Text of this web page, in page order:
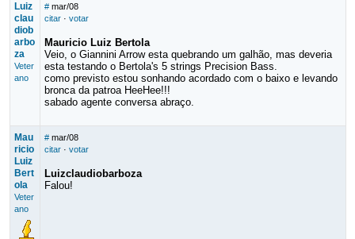
Luiz
clau
diob
arbo
za
Veter
ano
# mar/08
citar· votar
Mauricio Luiz Bertola
Veio, o Giannini Arrow esta quebrando um galhão, mas deveria
esta testando o Bertola's 5 strings Precision Bass.
como previsto estou sonhando acordado com o baixo e levando
bronca da patroa HeeHee!!!
sabado agente conversa abraço.
Mau
ricio
Luiz
Bert
ola
Veter
ano
# mar/08
citar· votar
Luizclaudiobarboza
Falou!